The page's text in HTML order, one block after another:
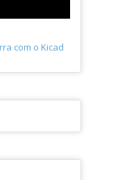
com o Kicad